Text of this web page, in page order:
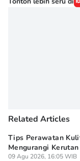
Onic Metheany
Related Articles
Tips Perawatan
Mengurangi
09 Agu 2026, 16:05 WIB